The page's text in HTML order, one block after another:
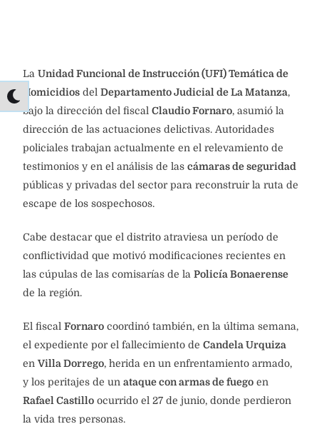
La Unidad Funcional de Instrucción (UFI) Temática de
Homicidios del Departamento Judicial de La Matanza,
bajo la dirección del fiscal Claudio Fornaro, asumió la
dirección de las actuaciones delictivas. Autoridades
policiales trabajan actualmente en el relevamiento de
testimonios y en el análisis de las cámaras de seguridad
públicas y privadas del sector para reconstruir la ruta de
escape de los sospechosos.
Cabe destacar que el distrito atraviesa un período de
conflictividad que motivó modificaciones recientes en
las cúpulas de las comisarías de la Policía Bonaerense
de la región.
El fiscal Fornaro coordinó también, en la última semana,
el expediente por el fallecimiento de Candela Urquiza
enVilla Dorrego, herida en un enfrentamiento armado,
y los peritajes de un ataque con armas de fuego en
Rafael Castillo ocurrido el 27 de junio, donde perdieron
la vida tres personas.